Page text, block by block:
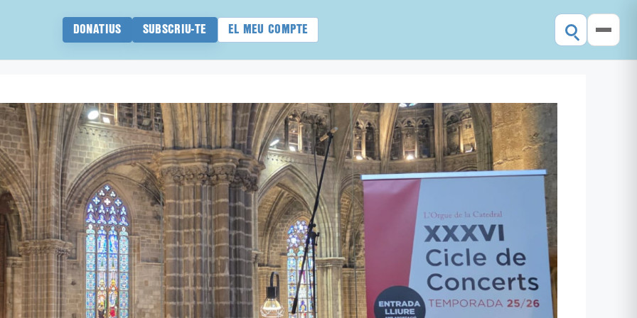
DONATIUS SUBSCRIU-TE EL MEU COMPTE